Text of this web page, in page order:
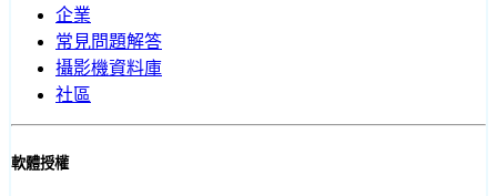
企業
常見問題解答
攝影機資料庫
社區
軟體授權